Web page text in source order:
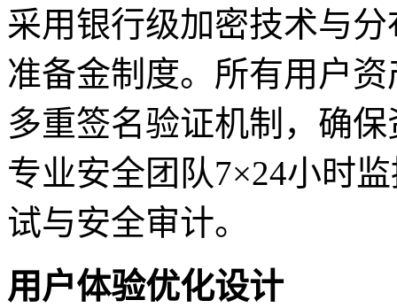
采用银行级加密技术与
准备金制度。所有用户
多重签名验证机制，确
专业安全团队7×24小时
试与安全审计。
用户体验优化设计